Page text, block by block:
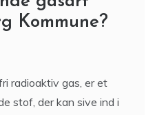
Kommune?
radioaktiv gas, er et
stof, der kan sive ind i